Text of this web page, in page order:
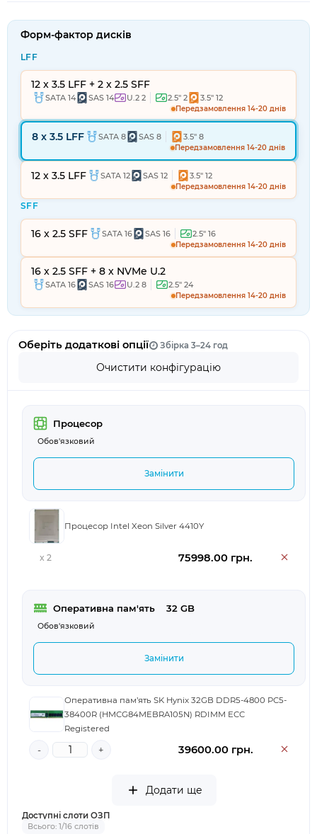
Форм-фактор дисків
LFF
12 x 3.5 LFF + 2 x 2.5 SFF
SATA 14 SAS 14 U.2 2 2.5" 2 3.5" 12
Передзамовлення 14-20 днів
8 x 3.5 LFF SATA 8 SAS 8 3.5" 8
Передзамовлення 14-20 днів
12 x 3.5 LFF SATA 12 SAS 12 3.5" 12
Передзамовлення 14-20 днів
SFF
16 x 2.5 SFF SATA 16 SAS 16 2.5" 16
Передзамовлення 14-20 днів
16 x 2.5 SFF + 8 x NVMe U.2
SATA 16 SAS 16 U.2 8 2.5" 24
Передзамовлення 14-20 днів
Оберіть додаткові опції Збірка 3–24 год
Очистити конфігурацію
Процесор
Обов'язковий
Замінити
Процесор Intel Xeon Silver 4410Y
x 2 75998.00 грн.
Оперативна пам'ять
	32 GB
Обов'язковий
Замінити
Оперативна пам’ять SK Hynix 32GB DDR5-4800 PC5-
38400R (HMCG84MEBRA105N) RDIMM ECC
Registered
- + 39600.00 грн.
Додати ще
Доступні слоти ОЗП
Всього: 1/16 слотів